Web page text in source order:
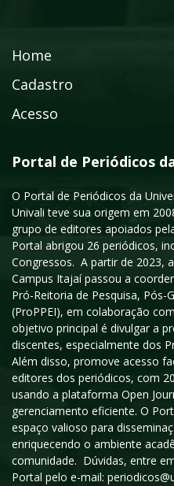
Home
Cadastro
Acesso
Portal de Periódicos
O Portal de Periódicos da
Univali teve sua origem em
grupo de editores apoiados
Portal abrigou 26 periódicos,
Congressos. A partir de 2023,
Campus Itajaí passou a
Pró-Reitoria de Pesquisa, Pós-
(ProPPEI), em colaboração
objetivo principal é divulgar a
discentes, especialmente dos
Além disso, promove acesso
editores dos periódicos, com
usando a plataforma Open
gerenciamento eficiente. O
espaço valioso para
enriquecendo o ambiente
comunidade. Dúvidas, entre
Portal pelo e-mail: